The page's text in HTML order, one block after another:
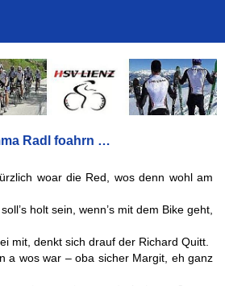
Radl foahrn …
woar die Red, wos denn wohl am
holt sein, wenn’s mit dem Bike geht,
mit, denkt sich drauf der Richard Quitt.
a wos war – oba sicher Margit, eh ganz